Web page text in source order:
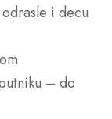
i decu
– do